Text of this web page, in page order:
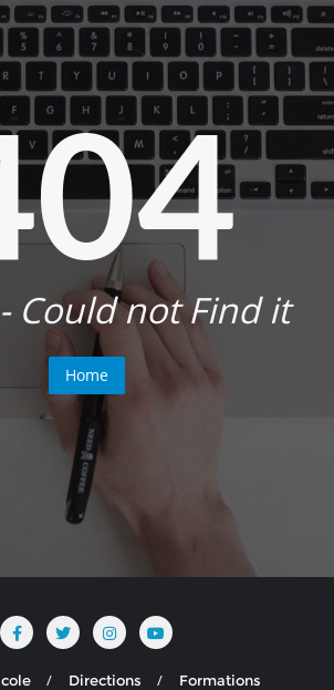
Could not Find it
Home
Directions Formations